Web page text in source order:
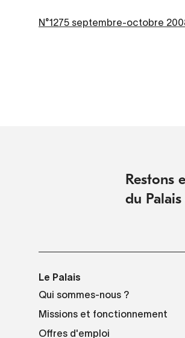
N°1275 septembre-octobre
Restons
du
Le Palais
Qui sommes-nous ?
Missions et fonctionnement
Offres d'emploi